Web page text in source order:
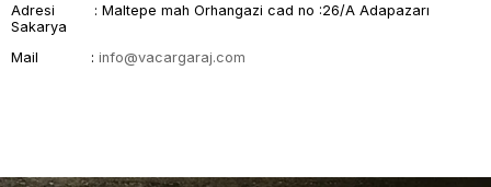
Adresi : Maltepe mah Orhangazi cad no :26/A Adapazarı
Sakarya
Mail : info@vacargaraj.com